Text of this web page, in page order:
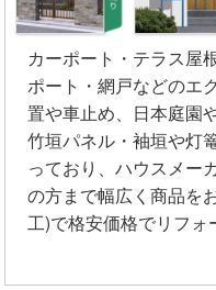
カーポート・テラス屋
ポート・網戸などのエ
置や車止め、日本庭園
竹垣パネル・袖垣や灯
っており、ハウスメー
の方まで幅広く商品を
工)で格安価格でリフォ